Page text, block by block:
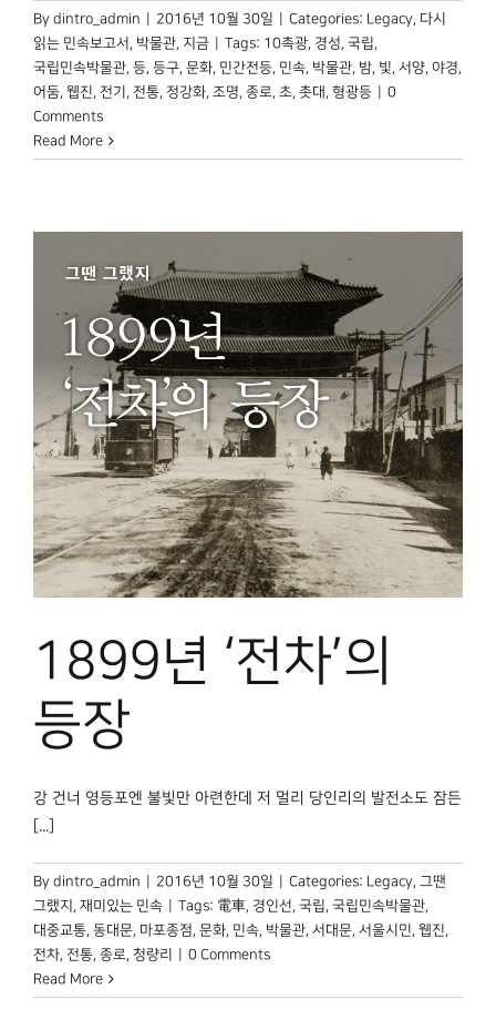
By dintro_admin 2016년 10월 30일 Categories: Legacy 다시
읽는 민속보고서
박물관, 지금 Tags: 10촉광 경성 국립
국립민속박물관 등 등구 문화 민간전등 민속 박물관 밤 빛 서양 야경
어둠 웹진 전기 전통 정강화 조명 종로 초 촛대 형광등
0
Comments
Read More
1899년 ‘전차’의
등장
강 건너 영등포엔 불빛만 아련한데 저 멀리 당인리의 발전소도 잠든
[...]
By dintro_admin 2016년 10월 30일 Categories: Legacy, 그땐
그랬지 , 재미있는 민속 Tags: 電車, 경인선, 국립, 국립민속박물관,
대중교통, 동대문, 마포종점, 문화, 민속, 박물관, 서대문, 서울시민, 웹진,
전차, 전통, 종로, 청량리
0 Comments
Read More